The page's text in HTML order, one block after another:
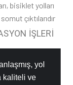
bisiklet yolları
çıktılarıdır
yol
kaliteli ve